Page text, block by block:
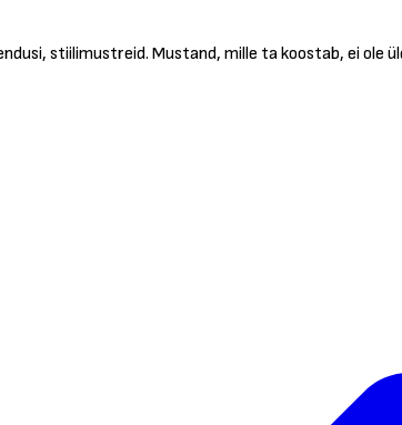
stiilimustreid. Mustand, mille ta koostab, ei ole